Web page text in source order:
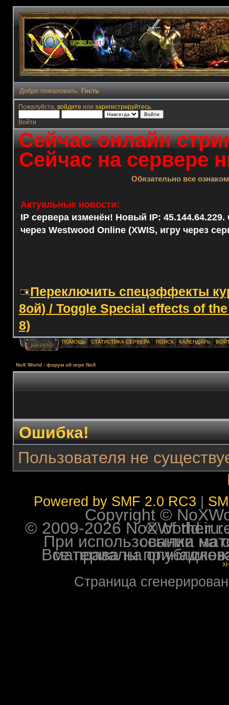
Добро пожаловать, Гость
Пожалуйста, войдите или зарегистрируйтесь.
Войти
Сейчас онлайн
Сейчас на сервере
Обязательно все
Актуальные новости:
IP сервера изменён! Новый IP: 45.144.64.229.
через Westwood Online (XWIS, игру через
Переключить спецэффекты
8ой) / Toggle Special effects of
8)
НАЧАЛО
ПОМОЩЬ СТАТИСТИКА СЕРВЕРА ПОИСК КАЛЕНДАРЬ
NoX World - форум об игре NoX
Ошибка!
Пользователя не
Powered by SMF 2.0 RC3
Copyright ©
© 2009-2026 NoXWorld.ru. All
При использовании
Все права на опубликованные на форуме
Страница